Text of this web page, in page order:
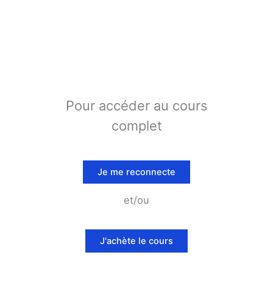
Pour accéder au cours
complet
Je me reconnecte
et/ou
J'achète le cours